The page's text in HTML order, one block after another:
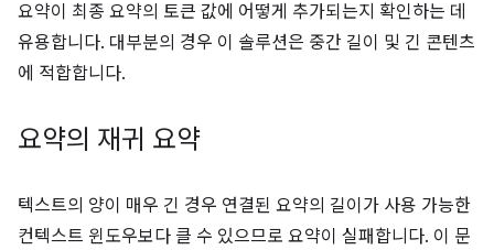
요약이 최종 요약의 토큰 값에 어떻게 추가되는지 확인하는 데
유용합니다. 대부분의 경우 이 솔루션은 중간 길이 및 긴 콘텐츠
에 적합합니다.
요약의 재귀 요약
텍스트의 양이 매우 긴 경우 연결된 요약의 길이가 사용 가능한
컨텍스트 윈도우보다 클 수 있으므로 요약이 실패합니다. 이 문